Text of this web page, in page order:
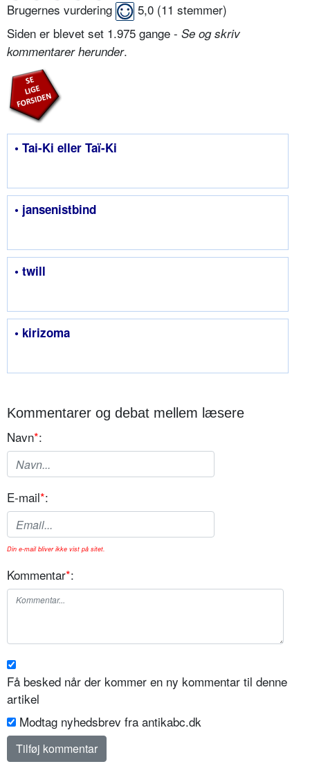
Brugernes vurdering 5,0 (11 stemmer)
Siden er blevet set 1.975 gange - Se og skriv
kommentarer herunder.
• Tai-Ki eller Taï-Ki
• jansenistbind
• twill
• kirizoma
Kommentarer og debat mellem læsere
Navn*:
E-mail*:
Din e-mail bliver ikke vist på sitet.
Kommentar*:
Få besked når der kommer en ny kommentar til denne
artikel
Modtag nyhedsbrev fra antikabc.dk